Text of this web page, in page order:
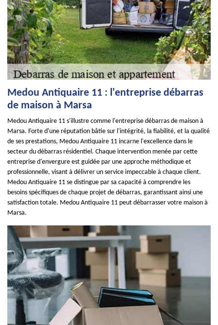
Medou Antiquaire 11 : l'entreprise débarras
de maison à Marsa
Medou Antiquaire 11 s'illustre comme l'entreprise débarras de maison à
Marsa. Forte d'une réputation bâtie sur l'intégrité, la fiabilité, et la qualité
de ses prestations, Medou Antiquaire 11 incarne l'excellence dans le
secteur du débarras résidentiel. Chaque intervention menée par cette
entreprise d'envergure est guidée par une approche méthodique et
professionnelle, visant à délivrer un service impeccable à chaque client.
Medou Antiquaire 11 se distingue par sa capacité à comprendre les
besoins spécifiques de chaque projet de débarras, garantissant ainsi une
satisfaction totale. Medou Antiquaire 11 peut débarrasser votre maison à
Marsa.